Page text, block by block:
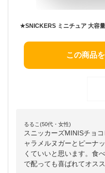
この商品
るるこ(50代・女性)
スニッカーズMINISチョ
ャラメルヌガーとピーナ
くていいと思います。食
で配っても喜ばれてオスス